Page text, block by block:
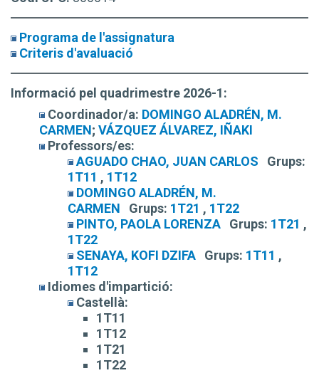
Programa de l'assignatura
Criteris d'avaluació
Informació pel quadrimestre 2026-1:
Coordinador/a: DOMINGO ALADRÉN, M.
CARMEN; VÁZQUEZ ÁLVAREZ, IÑAKI
Professors/es:
AGUADO CHAO, JUAN CARLOS
Grups:
1T11 , 1T12
DOMINGO ALADRÉN, M.
CARMEN
Grups: 1T21 , 1T22
PINTO, PAOLA LORENZA
Grups: 1T21 ,
1T22
SENAYA, KOFI DZIFA
Grups: 1T11 ,
1T12
Idiomes d'impartició:
Castellà:
1T11
1T12
1T21
1T22